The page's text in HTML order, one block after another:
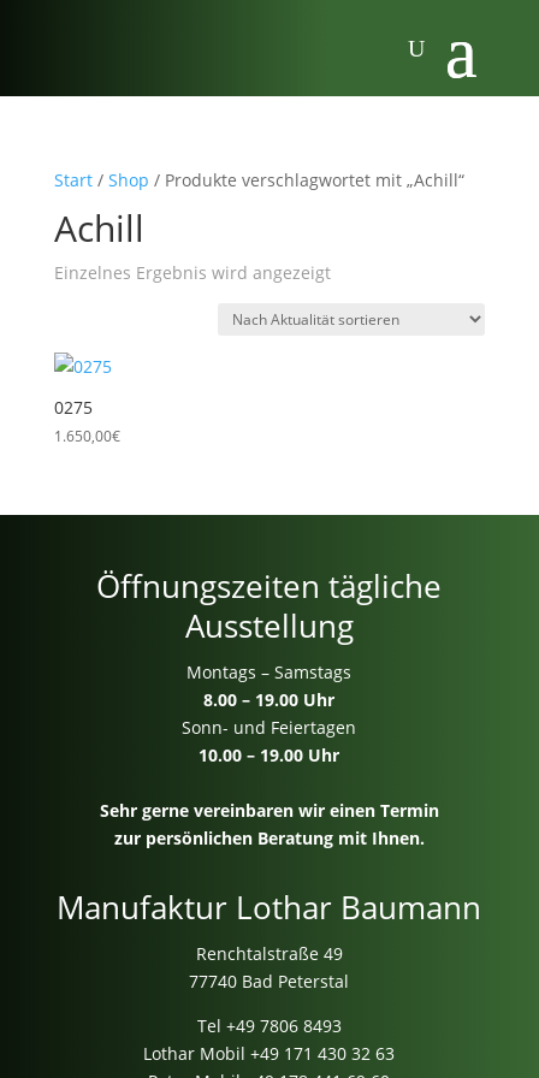
Start/ Shop / Produkte verschlagwortet mit „Achill“
Achill
Einzelnes Ergebnis wird angezeigt
0275
1.650,00€
Öffnungszeiten tägliche
Ausstellung
Montags – Samstags
8.00 – 19.00 Uhr
Sonn- und Feiertagen
10.00 – 19.00 Uhr
Sehr gerne vereinbaren wir einen Termin
zur persönlichen Beratung mit Ihnen.
Manufaktur Lothar Baumann
Renchtalstraße 49
77740 Bad Peterstal
Tel +49 7806 8493
Lothar Mobil+49 171 430 32 63